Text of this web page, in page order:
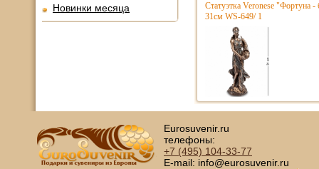
Новинки месяца
Статуэтка Veronese "Фортуна
31см WS-649/ 1
Eurosuvenir.ru
телефоны:
+7 (495) 104-33-77
E-mail: info@eurosuvenir.ru